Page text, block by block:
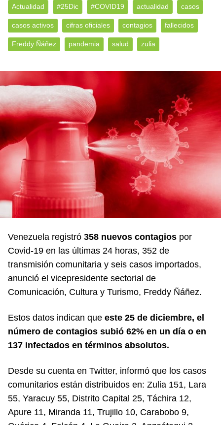
Actualidad #25Dic #COVID19 actualidad casos
casos activos cifras oficiales contagios fallecidos
Freddy Ñáñez pandemia salud zulia
Venezuela registró 358 nuevos contagios por
Covid-19 en las últimas 24 horas, 352 de
transmisión comunitaria y seis casos importados,
anunció el vicepresidente sectorial de
Comunicación, Cultura y Turismo, Freddy Ñáñez.
Estos datos indican que este 25 de diciembre, el
número de contagios subió 62% en un día o en
137 infectados en términos absolutos.
Desde su cuenta en Twitter, informó que los casos
comunitarios están distribuidos en: Zulia 151, Lara
55, Yaracuy 55, Distrito Capital 25, Táchira 12,
Apure 11, Miranda 11, Trujillo 10, Carabobo 9,